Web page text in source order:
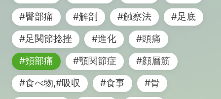
#臀部痛
#解剖 #触察法
#足底
#足関節捻挫
#進化
#頭痛
#頸部痛
#顎関節症
#顔層筋
#食べ物,#吸収
#食事
#骨